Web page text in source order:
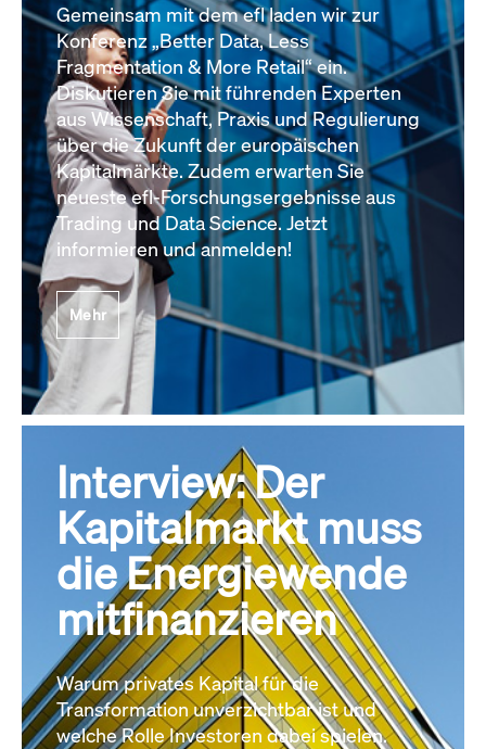
Gemeinsam mit dem efl laden wir zur
Konferenz „Better Data, Less
Fragmentation & More Retail“ ein.
Diskutieren Sie mit führenden Experten
aus Wissenschaft, Praxis und Regulierung
über die Zukunft der europäischen
Kapitalmärkte. Zudem erwarten Sie
neueste efl-Forschungsergebnisse aus
Trading und Data Science. Jetzt
informieren und anmelden!
Mehr
Interview: Der
Kapitalmarkt muss
die Energiewende
mitfinanzieren
Warum privates Kapital für die
Transformation unverzichtbar ist und
welche Rolle Investoren dabei spielen.